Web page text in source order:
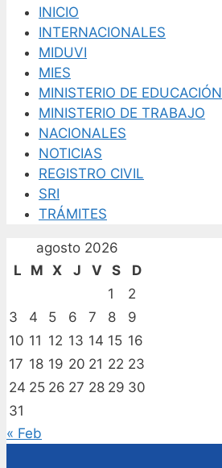
INICIO
INTERNACIONALES
MIDUVI
MIES
MINISTERIO DE EDUCACIÓN
MINISTERIO DE TRABAJO
NACIONALES
NOTICIAS
REGISTRO CIVIL
SRI
TRÁMITES
agosto 2026
L
M X J V S
D
1
2
3
4 5 6 7 8
9
10 11 12 13 14 15 16
17 18 19 20 21 22 23
24 25 26 27 28 29 30
31
« Feb